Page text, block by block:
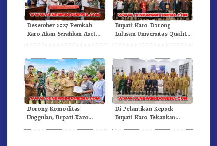
Desember 2027 Pemkab
Karo Akan Serahkan Aset
Bupati Karo Dorong
Lulusan Universitas Quality
Dorong Komoditas
Unggulan, Bupati Karo
Di Pelantikan Kepsek
Bupati Karo Tekankan